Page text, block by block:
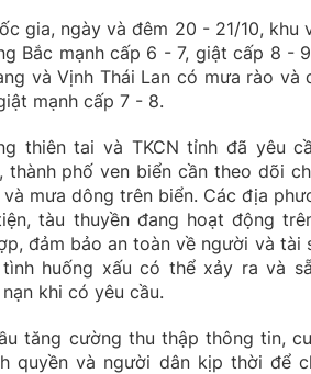
gia, ngày và đêm 20 - 21/10, khu
Bắc mạnh cấp 6 - 7, giật cấp 8 -
và Vịnh Thái Lan có mưa rào và
mạnh cấp 7 - 8.
thiên tai và TKCN tỉnh đã yêu
phố ven biển cần theo dõi
mưa dông trên biển. Các địa
tàu thuyền đang hoạt động
đảm bảo an toàn về người và tài
huống xấu có thể xảy ra và
khi có yêu cầu.
tăng cường thu thập thông tin,
quyền và người dân kịp thời để